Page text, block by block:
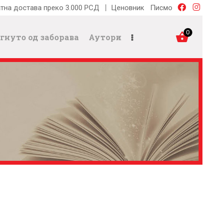
достава преко 3.000 РСД Ценовник Писмо
од заборава Аутори 0